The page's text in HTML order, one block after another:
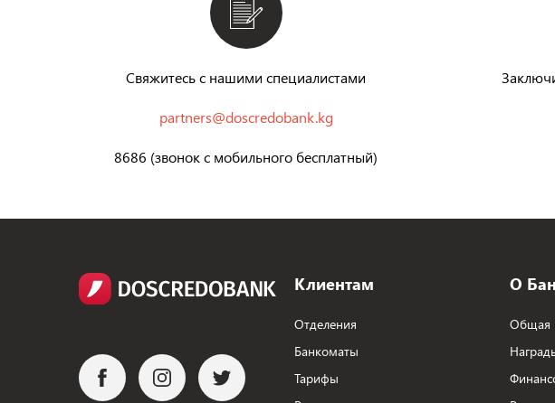
Свяжитесь с нашими специалистами
partners@doscredobank.kg
8686 (звонок с мобильного бесплатный)
Клиентам
Отделения
Банкоматы
Тарифы
О
Общая